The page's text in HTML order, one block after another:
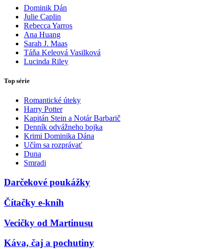
Dominik Dán
Julie Caplin
Rebecca Yarros
Ana Huang
Sarah J. Maas
Táňa Keleová Vasilková
Lucinda Riley
Top série
Romantické úteky
Harry Potter
Kapitán Stein a Notár Barbarič
Denník odvážneho bojka
Krimi Dominika Dána
Učím sa rozprávať
Duna
Smradi
Darčekové poukážky
Čítačky e-kníh
Vecičky od Martinusu
Káva, čaj a pochutiny